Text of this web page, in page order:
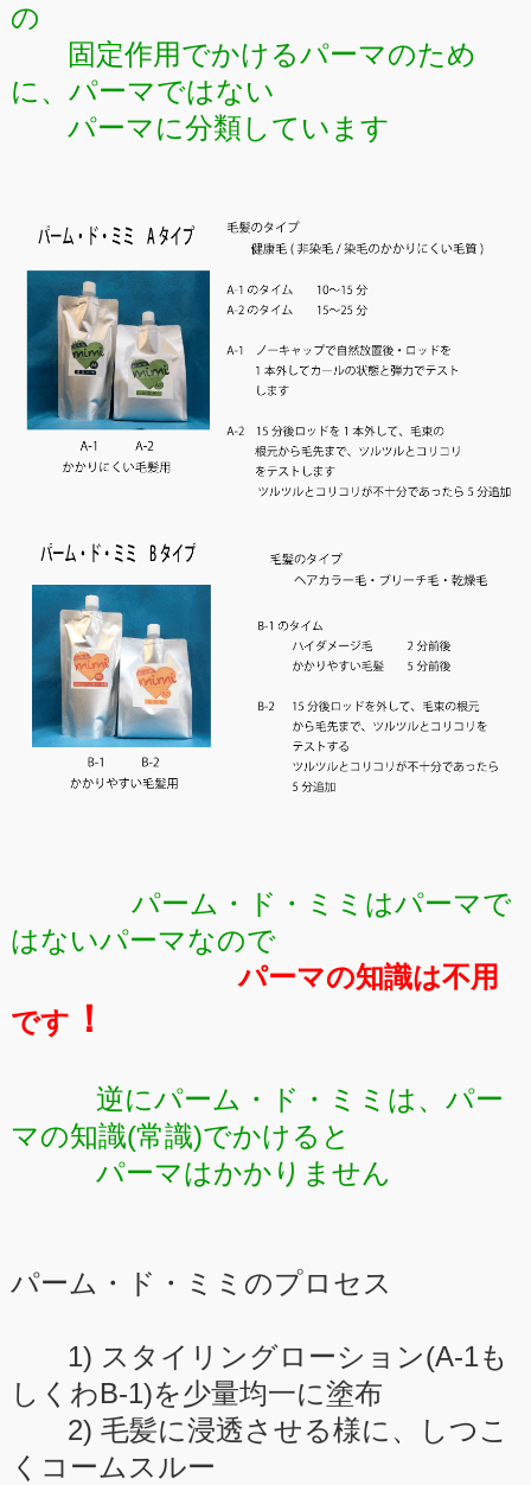
の
固定作用でかけるパーマのため
に、パーマではない
パーマに分類しています
パーム・ド・ミミはパーマで
はないパーマなので
パーマの知識は不用
です ！
逆にパーム・ド・ミミは、パー
マの知識(常識)でかけると
パーマはかかりません
パーム・ド・ミミのプロセス
1) スタイリングローション(A-1も
しくわB-1)を少量均一に塗布
2) 毛髪に浸透させる様に、しつこ
くコームスルー